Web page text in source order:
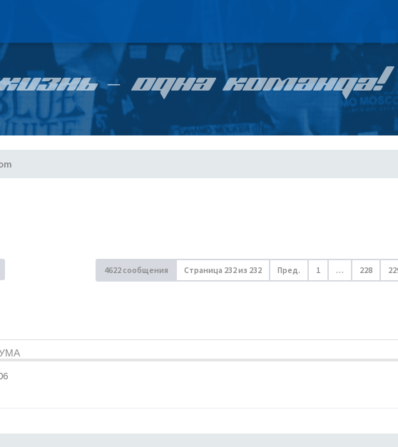
– ОДНА КОМАНДА!
4622 сообщения Страница 232из 232 Пред. 1 … 228